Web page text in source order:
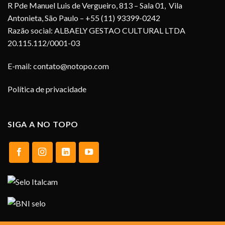
R Pde Manuel Luis de Vergueiro, 813 – Sala 01, Vila
Antonieta, São Paulo – +55 (11) 93399-0242
Razão social: ALBAELY GESTAO CULTURAL LTDA
20.115.112/0001-03
E-mail: contato@notopo.com
Política de privacidade
SIGA A NO TOPO